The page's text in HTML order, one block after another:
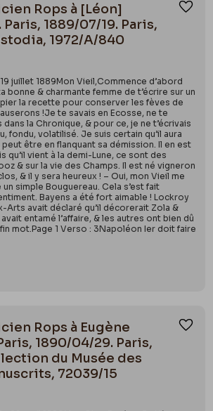
Rops à [Léon]
1889/07/19. Paris,
1972/A/840
19 juillet 1889Mon Vieil,Commence d’abord
bonne & charmante femme de t’écrire sur un
la recette pour conserver les fèves de
!Je te savais en Ecosse, ne te
dans la Chronique, & pour ce, je ne t’écrivais
fondu, volatilisé. Je suis certain qu’il aura
être en flanquant sa démission. Il en est
qu’il vient à la demi-Lune, ce sont des
& sur la vie des Champs. Il est né vigneron
& il y sera heureux ! – Oui, mon Vieil me
simple Bouguereau. Cela s’est fait
Bayens a été fort aimable ! Lockroy
Arts avait déclaré qu’il décorerait Zola &
entamé l’affaire, & les autres ont bien dû
mot.Page 1 Verso : 3Napoléon Ier doit faire
Rops à Eugène
1890/04/29. Paris,
du Musée des
72039/15